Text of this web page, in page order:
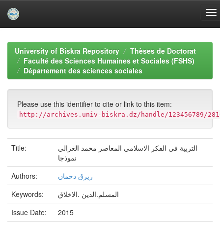
navigationUniversity of Biskra Repository
Thèses de Doctorat
Faculté des Sciences Humaines et Sociales (FSHS)
Département des sciences sociales
Please use this identifier to cite or link to this item:
http://archives.univ-biskra.dz/handle/123456789/
Title:
التربية في الفكر الاسلامي المعاصر محمد الغزالي
نموذجا
Authors:
زيرق دحمان
Keywords:
المسلم.الدين .الاخلاق
Issue Date:
2015